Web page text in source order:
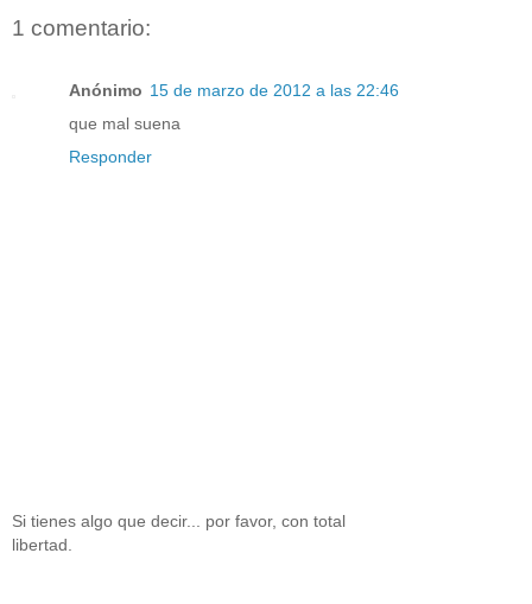
1 comentario:
Anónimo 15 de marzo de 2012 a las 22:46
que mal suena
Responder
Si tienes algo que decir... por favor, con total
libertad.